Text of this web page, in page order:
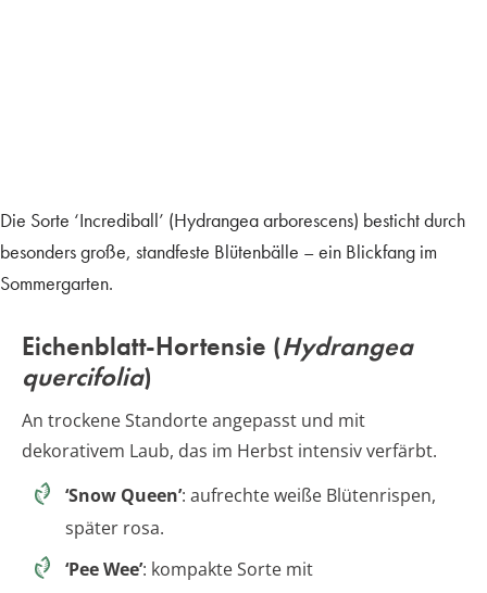
Die Sorte ‘Incrediball’ (Hydrangea arborescens) besticht durch
besonders große, standfeste Blütenbälle – ein Blickfang im
Sommergarten.
Eichenblatt-Hortensie (Hydrangea
quercifolia)
An trockene Standorte angepasst und mit
dekorativem Laub, das im Herbst intensiv verfärbt.
‘Snow Queen’: aufrechte weiße Blütenrispen,
später rosa.
‘Pee Wee’: kompakte Sorte mit